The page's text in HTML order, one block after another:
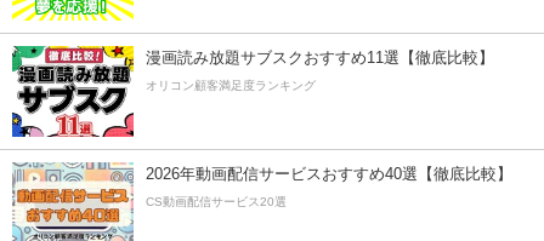
漫画読み放題サブスクおすすめ11選【徹底比較】
オリコン顧客満足度ランキング
2026年動画配信サービスおすすめ40選【徹底比較】
CS動画配信サービス20選